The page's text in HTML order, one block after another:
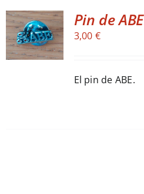
ADD TO
CART /
DETALLES
Pin de ABE
3,00 €
El pin de ABE.